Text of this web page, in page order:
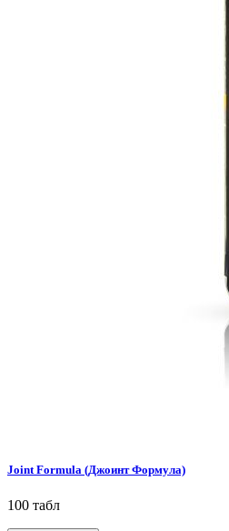
Joint Formula (Джоинт Формула)
100 табл